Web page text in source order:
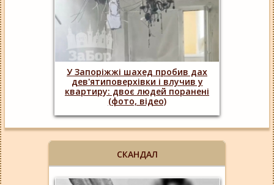
СКАНДАЛ
У Запоріжжі шахед пробив дах
дев'ятиповерхівки і влучив у
квартиру: двоє людей поранені
(фото, відео)